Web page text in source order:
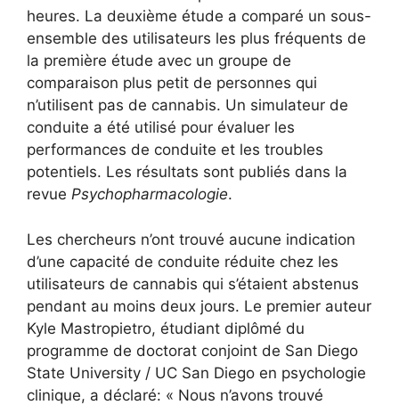
heures. La deuxième étude a comparé un sous-
ensemble des utilisateurs les plus fréquents de
la première étude avec un groupe de
comparaison plus petit de personnes qui
n’utilisent pas de cannabis. Un simulateur de
conduite a été utilisé pour évaluer les
performances de conduite et les troubles
potentiels. Les résultats sont publiés dans la
revue Psychopharmacologie.
Les chercheurs n’ont trouvé aucune indication
d’une capacité de conduite réduite chez les
utilisateurs de cannabis qui s’étaient abstenus
pendant au moins deux jours. Le premier auteur
Kyle Mastropietro, étudiant diplômé du
programme de doctorat conjoint de San Diego
State University / UC San Diego en psychologie
clinique, a déclaré: « Nous n’avons trouvé